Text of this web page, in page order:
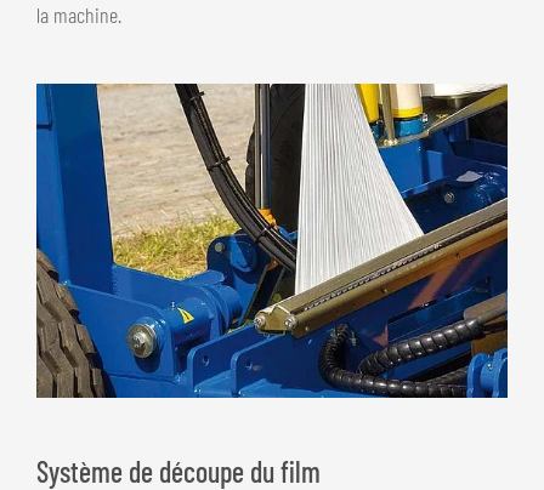
la machine.
Système de découpe du film